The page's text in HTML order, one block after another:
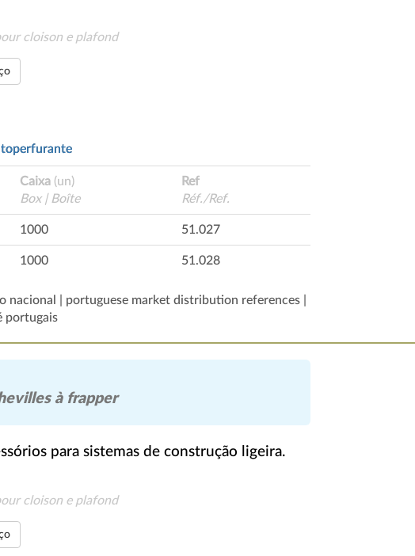
cloison e plafond
Caixa (un)
Box | Boîte
Ref
Réf./Ref.
1000 51.027
1000 51.028
nacional | portuguese market distribution references |
portugais
à frapper
para sistemas de construção ligeira.
cloison e plafond